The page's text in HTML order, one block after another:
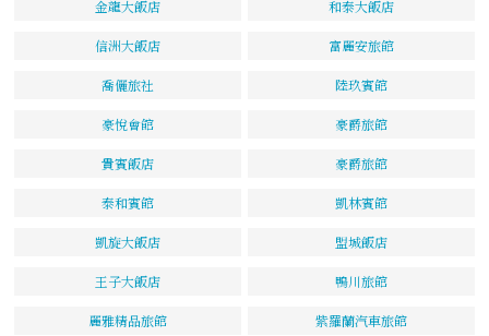
金龍大飯店 和泰大飯店
信洲大飯店 富麗安旅館
喬儷旅社 陸玖賓館
豪悅會館 豪爵旅館
貴賓飯店 豪爵旅館
泰和賓館 凱林賓館
凱旋大飯店 盟城飯店
王子大飯店 鴨川旅館
麗雅精品旅館 紫羅蘭汽車旅館